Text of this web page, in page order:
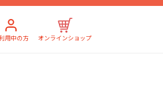
用中の方 オンラインショップ